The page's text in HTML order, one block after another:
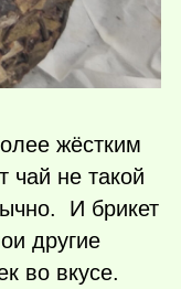
жёстким
чай не такой
И брикет
другие
во вкусе.